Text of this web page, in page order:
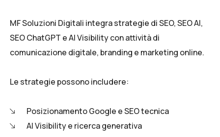
MF Soluzioni Digitali integra strategie diSEO,SEO AI,
SEO ChatGPT eAI Visibilitycon attività di
comunicazione digitale, branding e marketing online.
Le strategie possono includere:
Posizionamento Google e SEO tecnica
AI Visibility e ricerca generativa